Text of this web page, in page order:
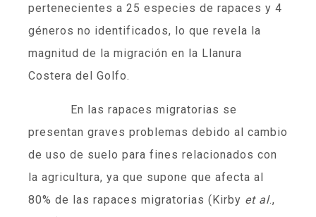
pertenecientes a 25 especies de rapaces y 4
géneros no identificados, lo que revela la
magnitud de la migración en la Llanura
Costera del Golfo.
En las rapaces migratorias se
presentan graves problemas debido al cambio
de uso de suelo para fines relacionados con
la agricultura, ya que supone que afecta al
80% de las rapaces migratorias (Kirby et al.,